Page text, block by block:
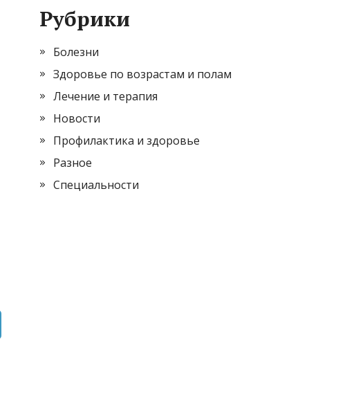
Рубрики
Болезни
Здоровье по возрастам и полам
Лечение и терапия
Новости
Профилактика и здоровье
Разное
Специальности